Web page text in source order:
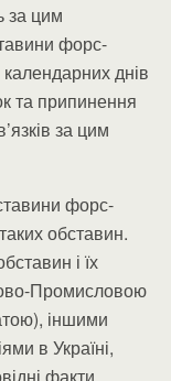
за цим
форс-
днів
та припинення
за цим
форс-
обставин.
і їх
Промисловою
іншими
в Україні,
факти.